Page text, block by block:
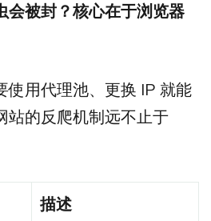
会被封？核心在于浏览器
使用代理池、更换 IP 就能
站的反爬机制远不止于
描述